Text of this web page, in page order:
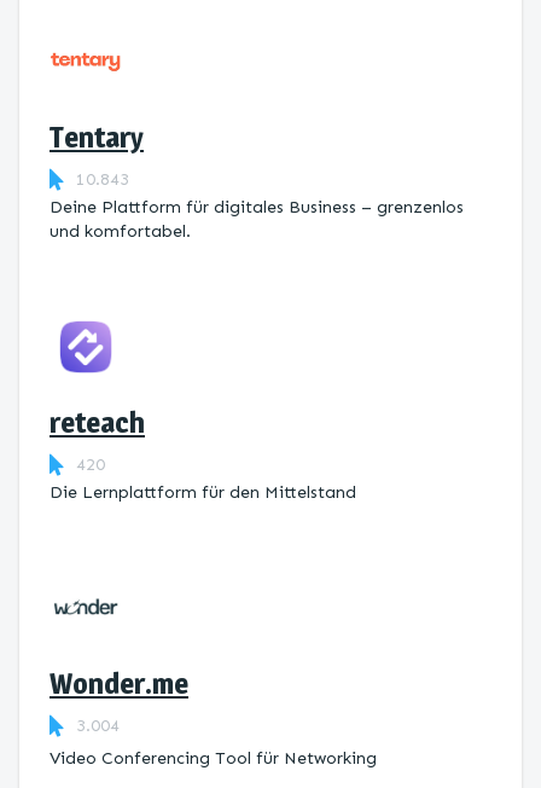
Tentary
10.843
Deine Plattform für digitales Business – grenzenlos
und komfortabel.
reteach
420
Die Lernplattform ​für den Mittelstand
Wonder.me
3.004
Video Conferencing Tool für Networking